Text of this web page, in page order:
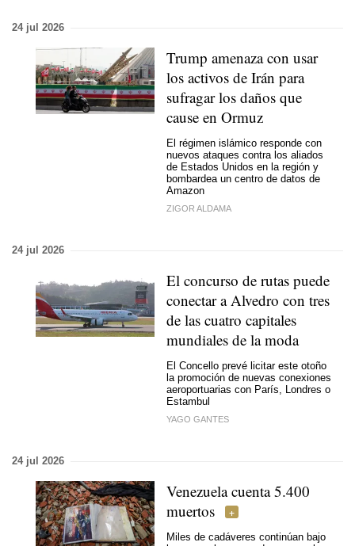
24 jul 2026
Trump amenaza con usar
los activos de Irán para
sufragar los daños que
cause en Ormuz
El régimen islámico responde con
nuevos ataques contra los aliados
de Estados Unidos en la región y
bombardea un centro de datos de
Amazon
ZIGOR ALDAMA
24 jul 2026
El concurso de rutas puede
conectar a Alvedro con tres
de las cuatro capitales
mundiales de la moda
El Concello prevé licitar este otoño
la promoción de nuevas conexiones
aeroportuarias con París, Londres o
Estambul
YAGO GANTES
24 jul 2026
Venezuela cuenta 5.400
muertos
Miles de cadáveres continúan bajo